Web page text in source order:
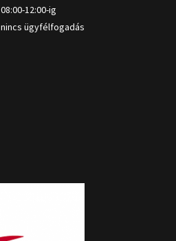
08:00-12:00-ig
nincs ügyfélfogadás